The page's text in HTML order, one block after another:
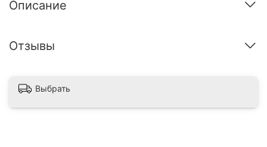
Описание
Отзывы
Выбрать